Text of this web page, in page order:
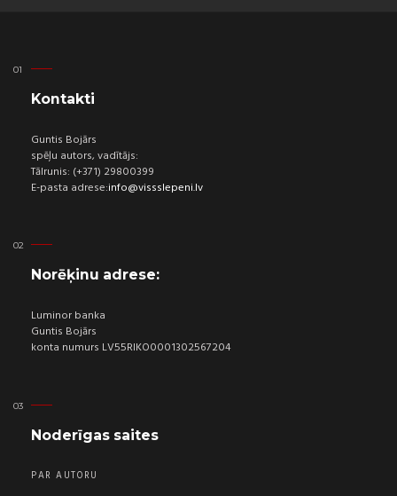
Kontakti
Guntis Bojārs
spēļu autors, vadītājs:
Tālrunis: (+371) 29800399
E-pasta adrese:info@vissslepeni.lv
Norēķinu adrese:
Luminor banka
Guntis Bojārs
konta numurs LV55RIKO0001302567204
Noderīgas saites
PAR AUTORU